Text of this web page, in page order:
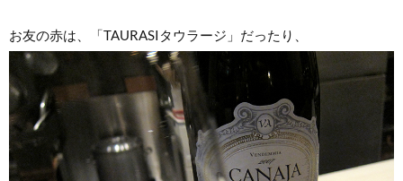
お友の赤は、「TAURASIタウラージ」だったり、